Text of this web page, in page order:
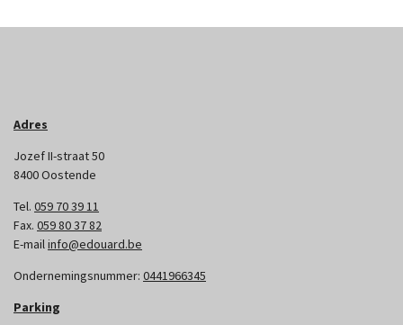
Adres
Jozef II-straat 50
8400 Oostende
Tel. 059 70 39 11
Fax. 059 80 37 82
E-mailinfo@edouard.be
Ondernemingsnummer: 0441966345
Parking